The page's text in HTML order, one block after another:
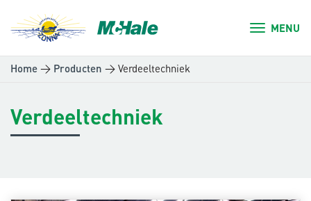
MENU
Home > Producten > Verdeeltechniek
Verdeeltechniek